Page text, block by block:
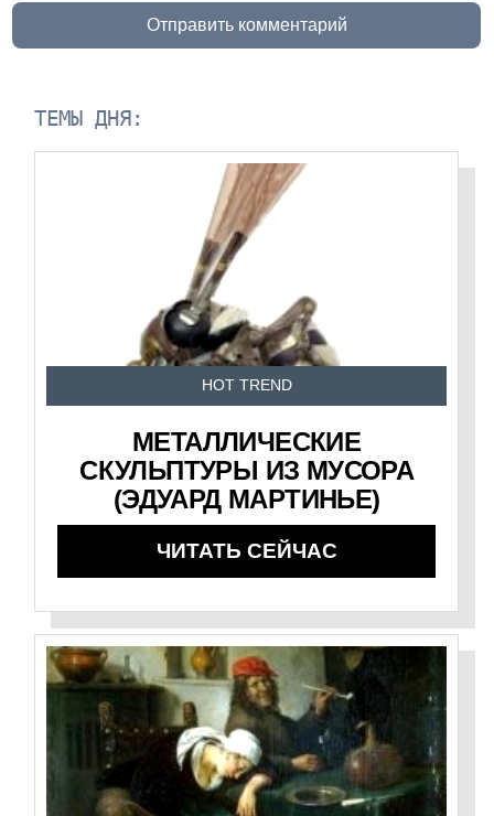
Отправить комментарий
ТЕМЫ ДНЯ:
HOT TREND
МЕТАЛЛИЧЕСКИЕ
СКУЛЬПТУРЫ ИЗ МУСОРА
(ЭДУАРД МАРТИНЬЕ)
ЧИТАТЬ СЕЙЧАС